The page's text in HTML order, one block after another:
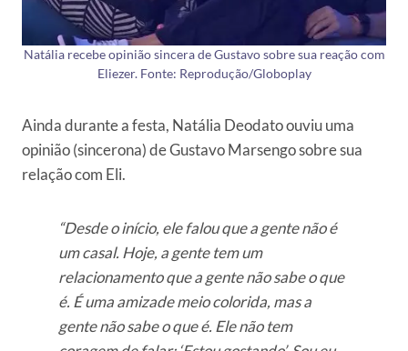
Natália recebe opinião sincera de Gustavo sobre sua reação com
Eliezer. Fonte: Reprodução/Globoplay
Ainda durante a festa, Natália Deodato ouviu uma
opinião (sincerona) de Gustavo Marsengo sobre sua
relação com Eli.
“Desde o início, ele falou que a gente não é
um casal. Hoje, a gente tem um
relacionamento que a gente não sabe o que
é. É uma amizade meio colorida, mas a
gente não sabe o que é. Ele não tem